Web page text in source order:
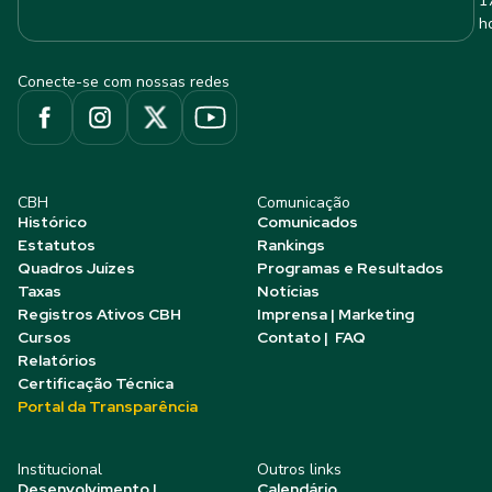
Conecte-se com nossas redes
CBH
Histórico
Estatutos
Quadros Juízes
Taxas
Registros Ativos CBH
Cursos
Relatórios
Certificação Técnica
Portal da Transparência
Comunicação
Comunicados
Rankings
Programas e Resultados
Notícias
Imprensa | Marketing
Contato | FAQ
Institucional Outros links